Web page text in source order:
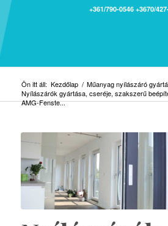
+361/790-0546 +3670/
Ön itt áll: Kezdőlap / Műanyag nyílászáró
Nyílászárók gyártása, cseréje, szakszerű
AMG-Fenste...